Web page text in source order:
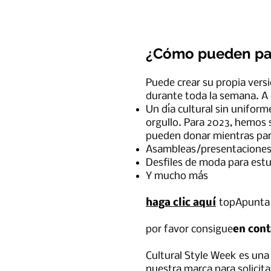
¿Cómo pueden
Puede crear su propia
durante toda la semana.
Un día cultural sin
orgullo. Para 2023, hemos
pueden donar mientras
Asambleas/
Desfiles de moda para
Y mucho más
haga clic aquí top
por favor consigueen
Cultural Style Week es